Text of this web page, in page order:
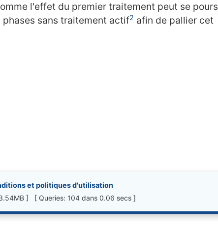
l'effet du premier traitement peut se
sans traitement actif2 afin de pallier cet
et politiques d'utilisation
] [ Queries: 104 dans 0.06 secs ]